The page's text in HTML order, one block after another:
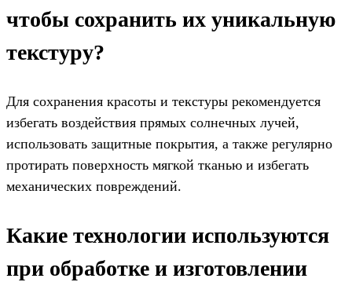
чтобы сохранить их уникальную
текстуру?
Для сохранения красоты и текстуры рекомендуется
избегать воздействия прямых солнечных лучей,
использовать защитные покрытия, а также регулярно
протирать поверхность мягкой тканью и избегать
механических повреждений.
Какие технологии используются
при обработке и изготовлении